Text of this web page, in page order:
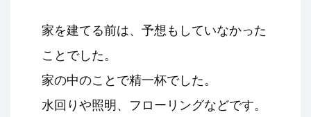
家を建てる前は、予想もしていなかった
ことでした。
家の中のことで精一杯でした。
水回りや照明、フローリングなどです。